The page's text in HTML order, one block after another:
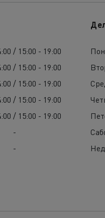
/ 15:00 - 19:00
/ 15:00 - 19:00
/ 15:00 - 19:00
/ 15:00 - 19:00
/ 15:00 - 19:00
-
-